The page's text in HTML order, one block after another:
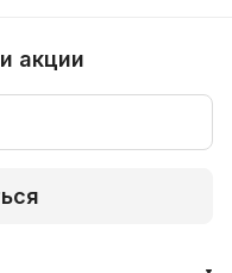
акции